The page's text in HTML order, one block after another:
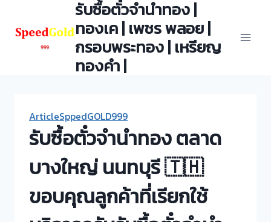
content
รับซื้อตั๋วจำนำทอง |
ทองเค | เพชร พลอย |
กรอบพระทอง | เหรียญ
ทองคำ |
ArticleSppedGOLD999
รับซื้อตั๋วจำนำทอง ตลาด
บางใหญ่ นนทบุรี 🇹🇭
ขอบคุณลูกค้าที่เรียกใช้